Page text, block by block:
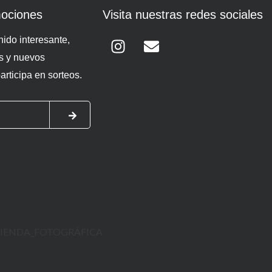
interesante,
y nuevos
en sorteos.
SUBMIT
Visita nuestras redes sociales
InstagramEnvelope